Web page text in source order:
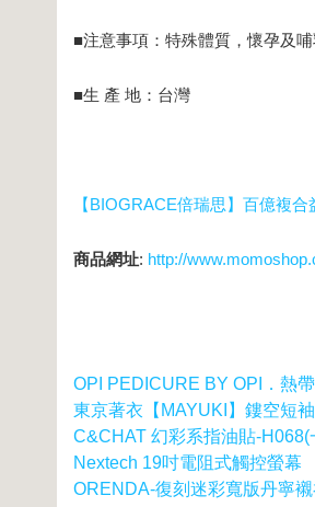
■注意事項：特殊體質，懷孕及
■生 產 地：台灣
【BIOGRACE倍瑞思】百億複
商品網址: http://
OPI PEDICURE BY OPI．熱
東京著衣【MAYUKI】鏤空短
C&CHAT 幻彩系指油貼-H068(
Nextech 19吋電阻式觸控螢幕
ORENDA-復刻迷彩寬版丹寧